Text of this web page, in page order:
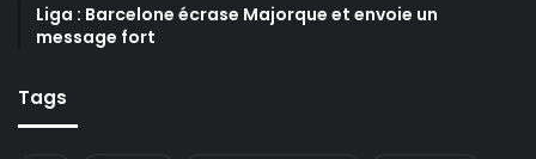
Liga : Barcelone écrase Majorque et envoie un
message fort
Tags